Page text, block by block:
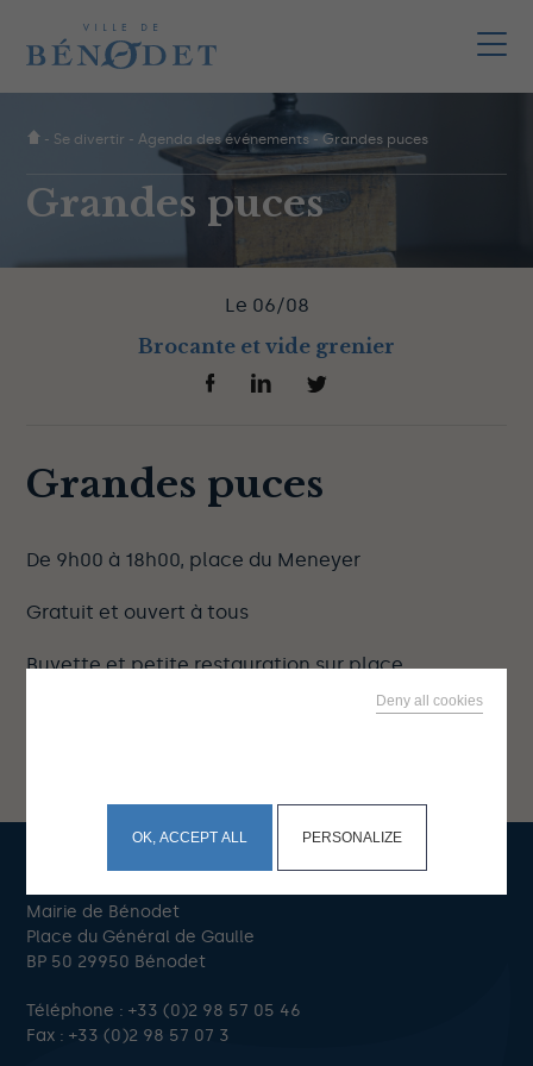
- Se divertir -Agenda des événements -Grandes puces
Grandes puces
Le 06/08
Brocante et vide grenier
Grandes puces
De 9h00 à 18h00, place du Meneyer
Gratuit et ouvert à tous
Buvette et petite restauration sur place
Mairie de Bénodet
Place du Général de Gaulle
BP 50 29950 Bénodet
Téléphone :+33 (0)2 98 57 05 46
Fax : +33 (0)2 98 57 07 3
OK, ACCEPT ALL
Deny all cookies
PERSONALIZE